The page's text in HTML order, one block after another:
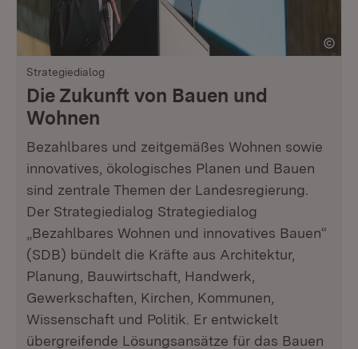
Strategiedialog
Die Zukunft von Bauen und
Wohnen
Bezahlbares und zeitgemäßes Wohnen sowie
innovatives, ökologisches Planen und Bauen
sind zentrale Themen der Landesregierung.
Der Strategiedialog Strategiedialog
„Bezahlbares Wohnen und innovatives Bauen“
(SDB) bündelt die Kräfte aus Architektur,
Planung, Bauwirtschaft, Handwerk,
Gewerkschaften, Kirchen, Kommunen,
Wissenschaft und Politik. Er entwickelt
übergreifende Lösungsansätze für das Bauen